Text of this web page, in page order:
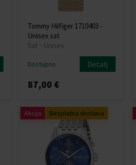
Tommy Hilfiger 1710403 -
Unisex sat
Sat - Unisex
Dostupno Detalj
87,00 €
Akcija Besplatna dostava